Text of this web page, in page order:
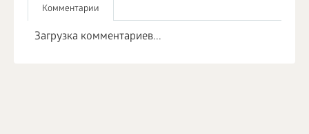
Комментарии
Загрузка комментариев...